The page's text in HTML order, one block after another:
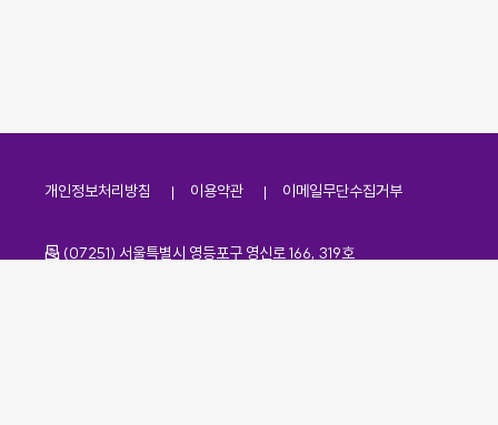
개인정보처리방침 이용약관 이메일무단수집거부
주소
(07251) 서울특별시 영등포구 영신로 166, 319호